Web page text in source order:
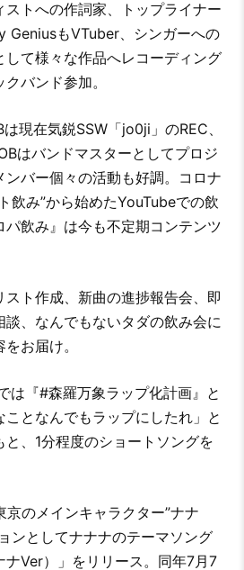
トへの作詞家、トップライナー
GeniusもVTuber、シンガーへの
て様々な作品へレコーディング
バンド参加。
現在気鋭SSW「jo0ji」のREC、
はバンドマスターとしてプロジ
ンバー個々の活動も好調。コロナ
飲み”から始めたYouTubeでの飲
飲み』は今も不定期コンテンツ
ト作成、新曲の進捗報告会、即
、なんでもないタダの飲み会に
お届け。
は『#森羅万象ラップ化計画』と
となんでもラップにしたれ」と
、1分程度のショートソングを
のメインキャラクター”ナナ
ンとしてナナナのテーマソング
ナVer）」をリリース。同年7月7